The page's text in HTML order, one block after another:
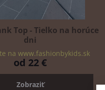
Top - Tielko na horúce
dni
na www.fashionbykids.sk
od 22 €
Zobraziť